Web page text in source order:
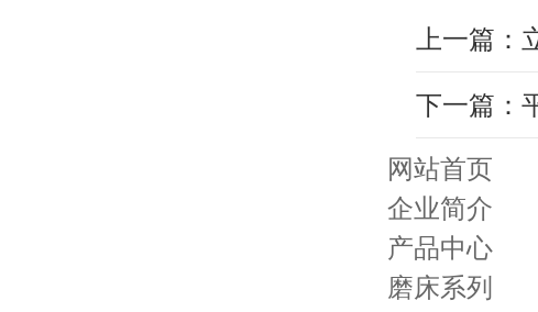
下一篇：
网站首页
企业简介
产品中心
磨床系列